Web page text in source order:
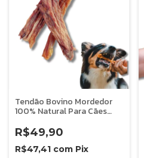
Tendão Bovino Mordedor
100% Natural Para Cães
R$49,90
R$47,41 com Pix